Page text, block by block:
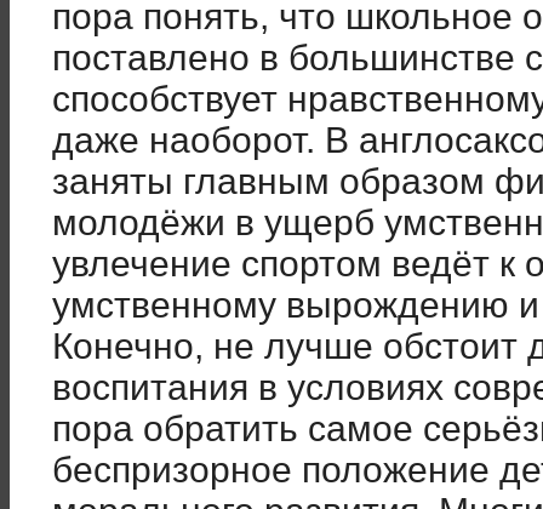
пора понять, что школьное
поставлено в большинстве
способствует
даже наоборот. В
заняты главным образом
молодёжи в ущерб
увлечение спортом ведёт к
умственному вырождению
Конечно, не лучше обстоит
воспитания в условиях
пора обратить самое
беспризорное положение